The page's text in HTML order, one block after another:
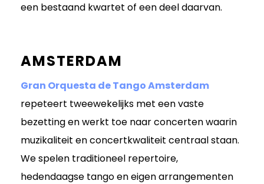
een bestaand kwartet of een deel daarvan.
AMSTERDAM
Gran Orquesta de Tango Amsterdam
repeteert tweewekelijks met een vaste
bezetting en werkt toe naar concerten waarin
muzikaliteit en concertkwaliteit centraal staan.
We spelen traditioneel repertoire,
hedendaagse tango en eigen arrangementen